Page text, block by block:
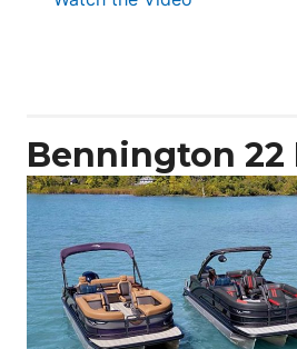
Bennington 22